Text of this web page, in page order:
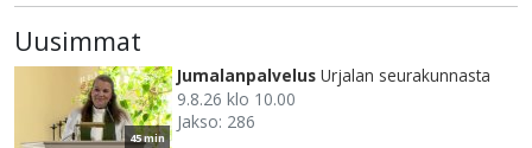
Uusimmat
45 min
Jumalanpalvelus Urjalan seurakunnasta
9.8.26 klo 10.00
Jakso: 286